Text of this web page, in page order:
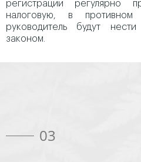
регистрации регулярно
налоговую, в
руководитель будут
законом.
03